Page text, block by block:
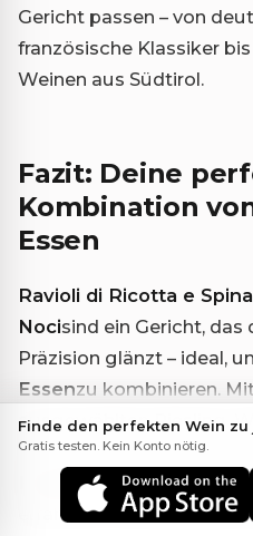
Gericht passen – von
französische Klassiker
Weinen aus Südtirol.
Fazit: Deine
Kombination
Essen
Ravioli di Ricotta e
Nocisind ein Gericht,
Präzision glänzt – ideal,
Essenzu kombinieren.
ausgewählten Riesling,
Bourgogne Blanc
Kombination, die sowohl
erfahrene Weinliebhaber
Finde den perfekten Wein
Gratis testen. Kein Konto nötig.